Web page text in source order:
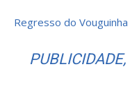
Regresso do